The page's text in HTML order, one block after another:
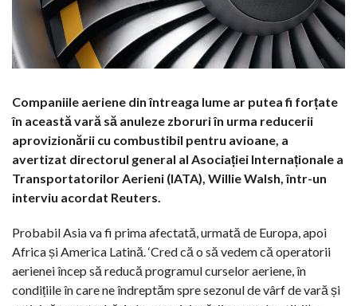
Companiile aeriene din întreaga lume ar putea fi forțate
în această vară să anuleze zboruri în urma reducerii
aprovizionării cu combustibil pentru avioane, a
avertizat directorul general al Asociației Internaționale a
Transportatorilor Aerieni (IATA), Willie Walsh, într-un
interviu acordat Reuters.
Probabil Asia va fi prima afectată, urmată de Europa, apoi
Africa și America Latină. ‘Cred că o să vedem că operatorii
aerienei încep să reducă programul curselor aeriene, în
condițiile în care ne îndreptăm spre sezonul de vârf de vară și